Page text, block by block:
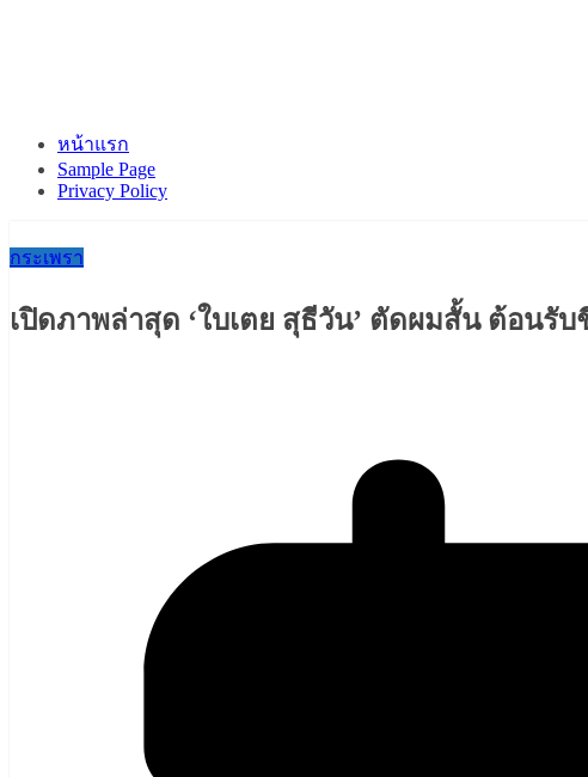
หน้าแรก
Sample Page
Privacy Policy
กระเพรา
เปิดภาพล่าสุด ‘ใบเตย สุธีวัน’ ตัดผมสั้น ต้อนรั